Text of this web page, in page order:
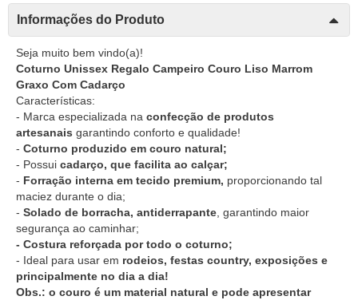
Informações do Produto
Seja muito bem vindo(a)!
Coturno Unissex Regalo Campeiro Couro Liso Marrom
Graxo Com Cadarço
Características:
- Marca especializada na confecção de produtos
artesanais garantindo conforto e qualidade!
- Coturno produzido em couro natural;
- Possui cadarço, que facilita ao calçar;
- Forração interna em tecido premium, proporcionando tal
maciez durante o dia;
- Solado de borracha, antiderrapante , garantindo maior
segurança ao caminhar;
- Costura reforçada por todo o coturno;
- Ideal para usar em rodeios, festas country, exposições e
principalmente no dia a dia!
Obs.: o couro é um material natural e pode apresentar